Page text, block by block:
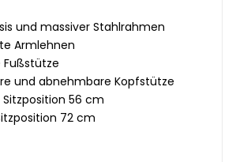
und massiver Stahlrahmen
Armlehnen
Fußstütze
und abnehmbare Kopfstütze
Sitzposition 56 cm
72 cm